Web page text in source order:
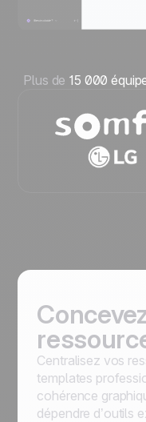
Plus de 15 000
Centralisez vos
templates
cohérence
dépendre d’outils